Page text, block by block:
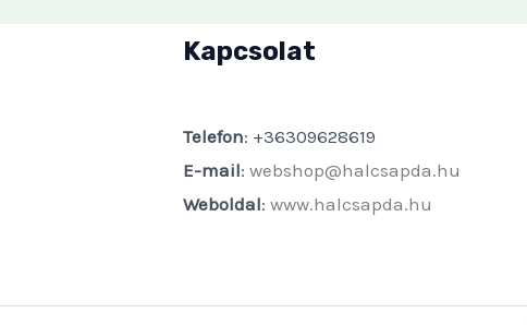
Kapcsolat
Telefon: +36309628619
E-mail:webshop@halcsapda.hu
Weboldal:www.halcsapda.hu